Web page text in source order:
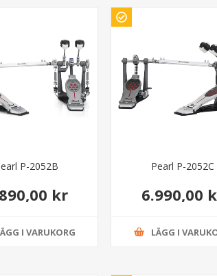
P-2052B
kr
I VARUKORG
Pearl P-2052C
6.990,00
LÄGG I